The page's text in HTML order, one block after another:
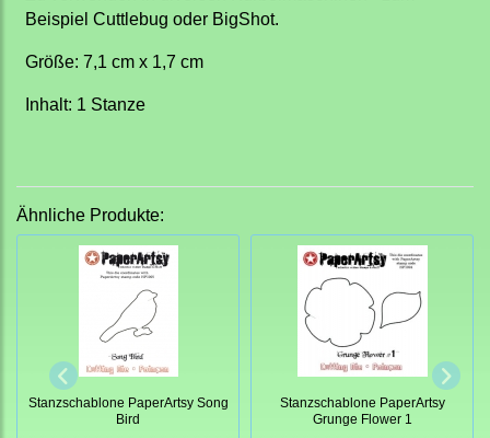
Beispiel Cuttlebug oder BigShot.
Größe: 7,1 cm x 1,7 cm
Inhalt: 1 Stanze
Ähnliche Produkte:
Stanzschablone PaperArtsy Song
Bird
Stanzschablone PaperArtsy
Grunge Flower 1